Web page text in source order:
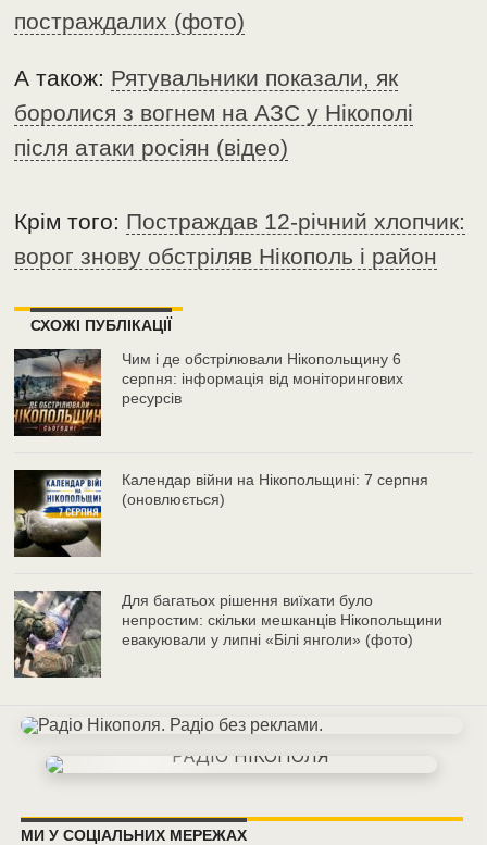
постраждалих (фото)
А також: Рятувальники показали, як
боролися з вогнем на АЗС у Нікополі
після атаки росіян (відео)
Крім того: Постраждав 12-річний хлопчик:
ворог знову обстріляв Нікополь і район
СХОЖІ ПУБЛІКАЦІЇ
Чим і де обстрілювали Нікопольщину 6
серпня: інформація від моніторингових
ресурсів
Календар війни на Нікопольщині: 7 серпня
(оновлюється)
Для багатьох рішення виїхати було
непростим: скільки мешканців Нікопольщини
евакуювали у липні «Білі янголи» (фото)
МИ У СОЦІАЛЬНИХ МЕРЕЖАХ